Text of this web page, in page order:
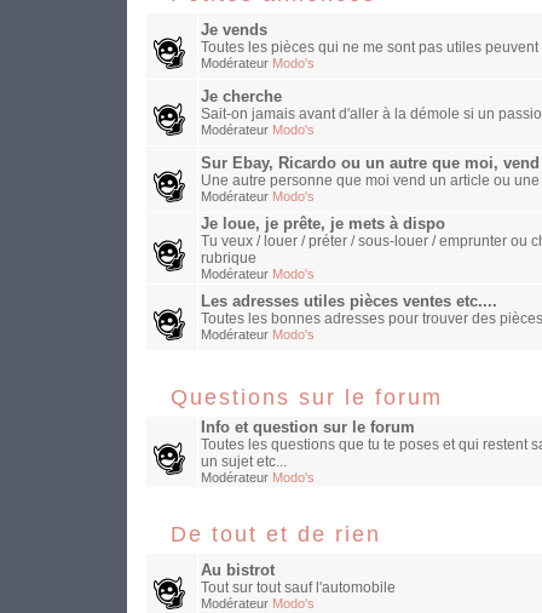
Je vends
Toutes les pièces qui ne me sont pas utiles
Modérateur Modo's
Je cherche
Sait-on jamais avant d'aller à la démole si un
Modérateur Modo's
Sur Ebay, Ricardo ou un autre que moi, vend
Une autre personne que moi vend un article ou
Modérateur Modo's
Je loue, je prête, je mets à dispo
Tu veux / louer / préter / sous-louer / emprunter ou
rubrique
Modérateur Modo's
Les adresses utiles pièces ventes etc....
Toutes les bonnes adresses pour trouver des
Modérateur Modo's
Questions sur le forum
Info et question sur le forum
Toutes les questions que tu te poses et qui restent
un sujet etc...
Modérateur Modo's
De tout et de rien
Au bistrot
Tout sur tout sauf l'automobile
Modérateur Modo's